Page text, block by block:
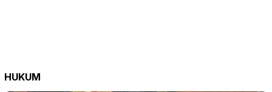
HUKUM